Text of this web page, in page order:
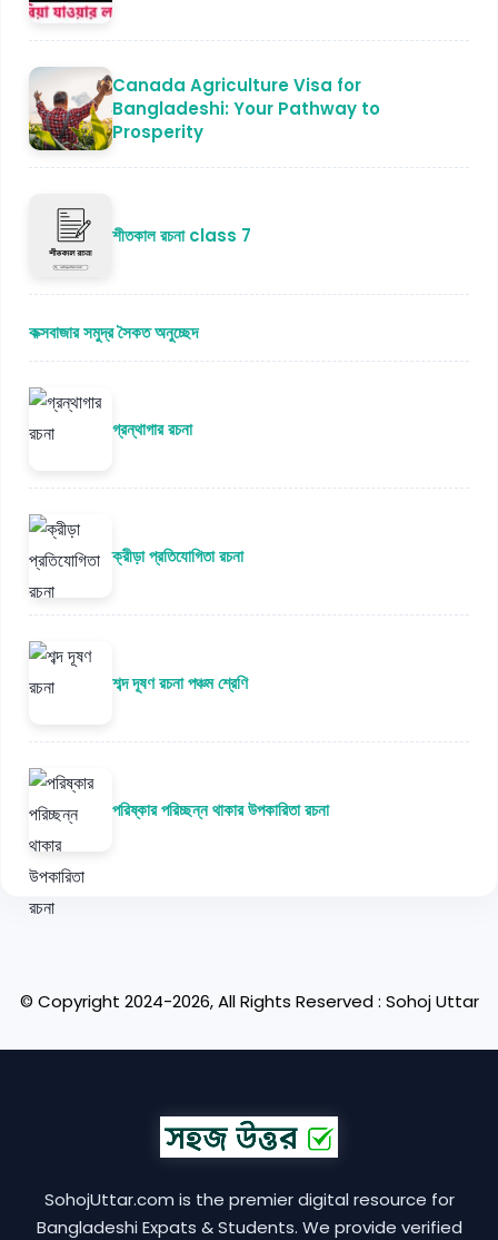
Canada Agriculture Visa for
Bangladeshi: Your Pathway to
Prosperity
শীতকাল রচনা class 7
কক্সবাজার সমুদ্র সৈকত অনুচ্ছেদ
গ্রন্থাগার রচনা
ক্রীড়া প্রতিযোগিতা রচনা
শব্দ দূষণ রচনা পঞ্চম শ্রেণি
পরিষ্কার পরিচ্ছন্ন থাকার উপকারিতা রচনা
© Copyright 2024-2026, All Rights Reserved : Sohoj Uttar
SohojUttar.com is the premier digital resource for
Bangladeshi Expats & Students. We provide verified